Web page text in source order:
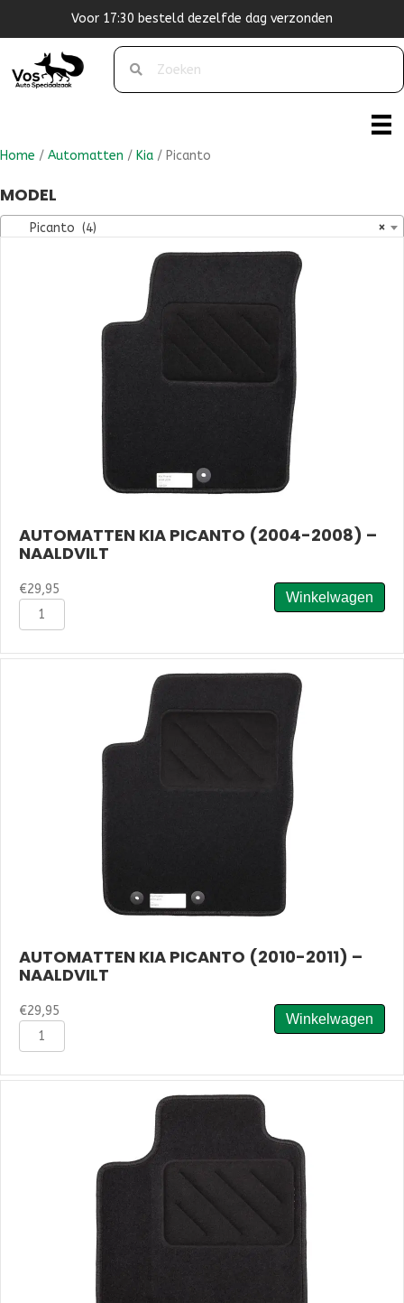
Originele pasvorm
Home / Automatten / Kia / Picanto
MODEL
×
Picanto (4)
AUTOMATTEN KIA PICANTO (2004-2008) –
NAALDVILT
€29,95
Automatten
Kia
(2004-
Winkelwagen
AUTOMATTEN KIA PICANTO (2010-2011) –
NAALDVILT
€29,95
Automatten
Kia
(2010-
Winkelwagen